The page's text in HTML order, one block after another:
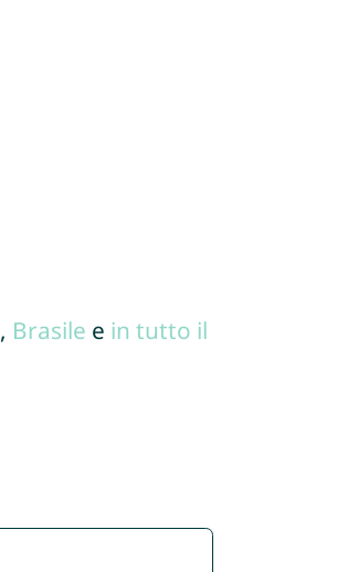
, Brasile e in tutto il